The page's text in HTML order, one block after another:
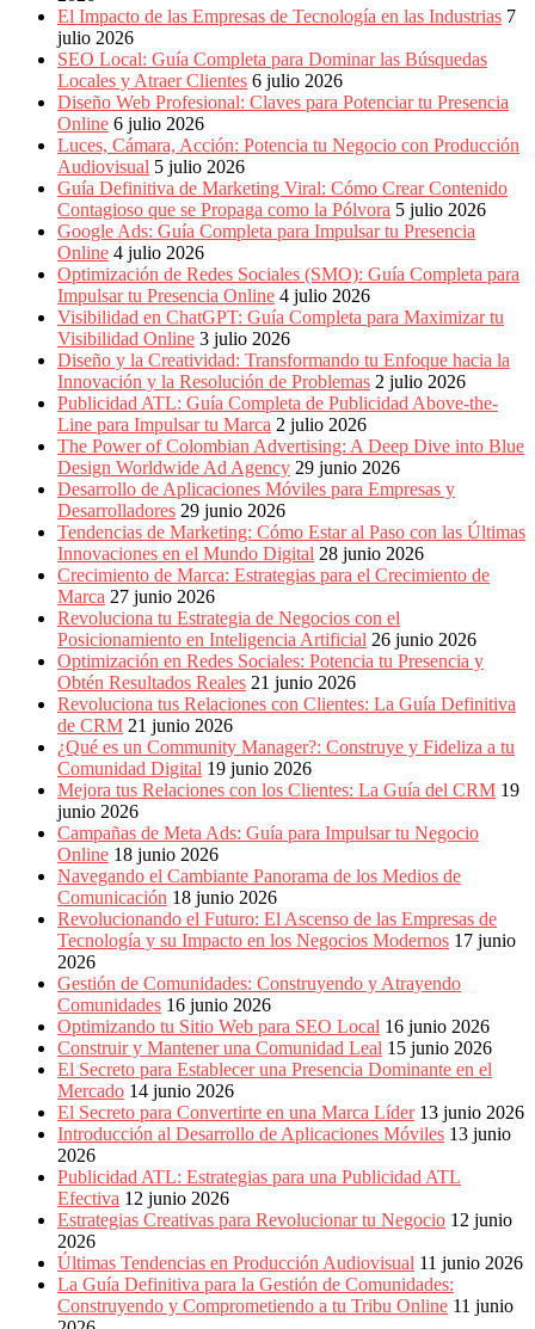
El Impacto de las Empresas de Tecnología en las Industrias 7
julio 2026
SEO Local: Guía Completa para Dominar las Búsquedas
Locales y Atraer Clientes 6 julio 2026
Diseño Web Profesional: Claves para Potenciar tu Presencia
Online 6 julio 2026
Luces, Cámara, Acción: Potencia tu Negocio con Producción
Audiovisual 5 julio 2026
Guía Definitiva de Marketing Viral: Cómo Crear Contenido
Contagioso que se Propaga como la Pólvora 5 julio 2026
Google Ads: Guía Completa para Impulsar tu Presencia
Online 4 julio 2026
Optimización de Redes Sociales (SMO): Guía Completa para
Impulsar tu Presencia Online 4 julio 2026
Visibilidad en ChatGPT: Guía Completa para Maximizar tu
Visibilidad Online 3 julio 2026
Diseño y la Creatividad: Transformando tu Enfoque hacia la
Innovación y la Resolución de Problemas 2 julio 2026
Publicidad ATL: Guía Completa de Publicidad Above-the-
Line para Impulsar tu Marca 2 julio 2026
The Power of Colombian Advertising: A Deep Dive into Blue
Design Worldwide Ad Agency 29 junio 2026
Desarrollo de Aplicaciones Móviles para Empresas y
Desarrolladores 29 junio 2026
Tendencias de Marketing: Cómo Estar al Paso con las Últimas
Innovaciones en el Mundo Digital 28 junio 2026
Crecimiento de Marca: Estrategias para el Crecimiento de
Marca 27 junio 2026
Revoluciona tu Estrategia de Negocios con el
Posicionamiento en Inteligencia Artificial 26 junio 2026
Optimización en Redes Sociales: Potencia tu Presencia y
Obtén Resultados Reales 21 junio 2026
Revoluciona tus Relaciones con Clientes: La Guía Definitiva
de CRM 21 junio 2026
¿Qué es un Community Manager?: Construye y Fideliza a tu
Comunidad Digital 19 junio 2026
Mejora tus Relaciones con los Clientes: La Guía del CRM 19
junio 2026
Campañas de Meta Ads: Guía para Impulsar tu Negocio
Online 18 junio 2026
Navegando el Cambiante Panorama de los Medios de
Comunicación 18 junio 2026
Revolucionando el Futuro: El Ascenso de las Empresas de
Tecnología y su Impacto en los Negocios Modernos 17 junio
2026
Gestión de Comunidades: Construyendo y Atrayendo
Comunidades 16 junio 2026
Optimizando tu Sitio Web para SEO Local 16 junio 2026
Construir y Mantener una Comunidad Leal 15 junio 2026
El Secreto para Establecer una Presencia Dominante en el
Mercado 14 junio 2026
El Secreto para Convertirte en una Marca Líder 13 junio 2026
Introducción al Desarrollo de Aplicaciones Móviles 13 junio
2026
Publicidad ATL: Estrategias para una Publicidad ATL
Efectiva 12 junio 2026
Estrategias Creativas para Revolucionar tu Negocio 12 junio
2026
Últimas Tendencias en Producción Audiovisual 11 junio 2026
La Guía Definitiva para la Gestión de Comunidades:
Construyendo y Comprometiendo a tu Tribu Online 11 junio